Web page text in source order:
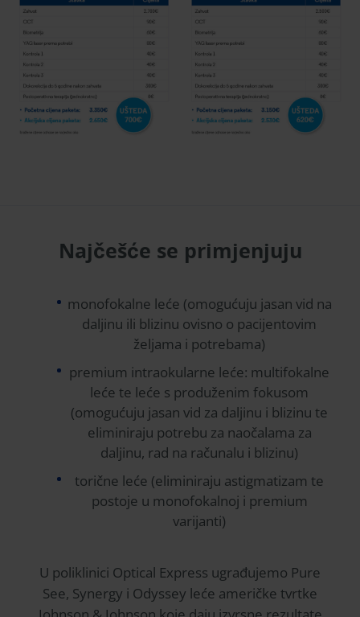
Najčešće se primjenjuju
monofokalne leće (omogućuju jasan vid na
daljinu ili blizinu ovisno o pacijentovim
željama i potrebama)
premium intraokularne leće: multifokalne
leće te leće s produženim fokusom
(omogućuju jasan vid za daljinu i blizinu te
eliminiraju potrebu za naočalama za
daljinu, rad na računalu i blizinu)
torične leće (eliminiraju astigmatizam te
postoje u monofokalnoj i premium
varijanti)
U poliklinici Optical Express ugrađujemo Pure
See, Synergy i Odyssey leće američke tvrtke